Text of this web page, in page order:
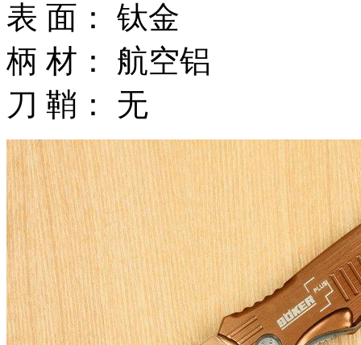
表 面： 钛金
柄 材： 航空铝
刀 鞘： 无